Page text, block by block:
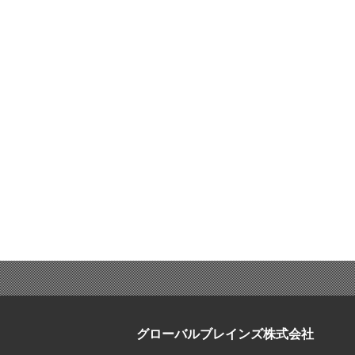
グローバルブレインズ株式会社